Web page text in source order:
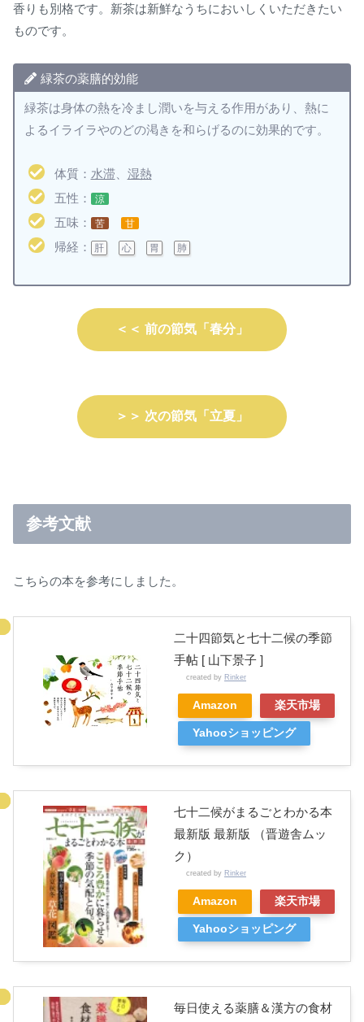
香りも別格です。新茶は新鮮なうちにおいしくいただきたい
ものです。
緑茶の薬膳的効能
緑茶は身体の熱を冷まし潤いを与える作用があり、熱に
よるイライラやのどの渇きを和らげるのに効果的です。
体質： 水滞
湿熱
五性：
涼
五味： 苦 甘
帰経： 肝 心 胃 肺
＜＜ 前の節気「春分」
＞＞ 次の節気「立夏」
参考文献
こちらの本を参考にしました。
二十四節気と七十二候の季節
手帖 [ 山下景子 ]
created by Rinker
Amazon 楽天市場
Yahooショッピング
七十二候がまるごとわかる本
最新版 最新版 （晋遊舎ムッ
ク）
created by Rinker
Amazon 楽天市場
Yahooショッピング
毎日使える薬膳＆漢方の食材